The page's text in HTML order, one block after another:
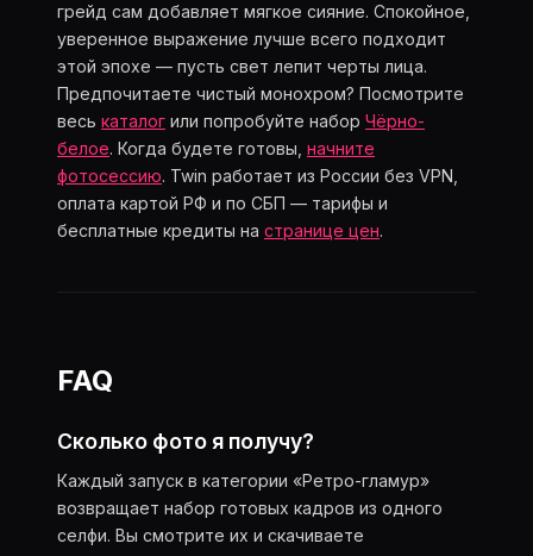
грейд сам добавляет мягкое сияние. Спокойное,
уверенное выражение лучше всего подходит
этой эпохе — пусть свет лепит черты лица.
Предпочитаете чистый монохром? Посмотрите
весь каталог или попробуйте набор Чёрно-
белое. Когда будете готовы, начните
фотосессию. Twin работает из России без VPN,
оплата картой РФ и по СБП — тарифы и
бесплатные кредиты на странице цен.
FAQ
Сколько фото я получу?
Каждый запуск в категории «Ретро-гламур»
возвращает набор готовых кадров из одного
селфи. Вы смотрите их и скачиваете